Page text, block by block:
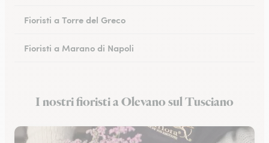
Fioristi a Torre del Greco
Fioristi a Marano di Napoli
Fioristi a Castellammare di Stabia
I nostri fioristi a Olevano sul Tusciano